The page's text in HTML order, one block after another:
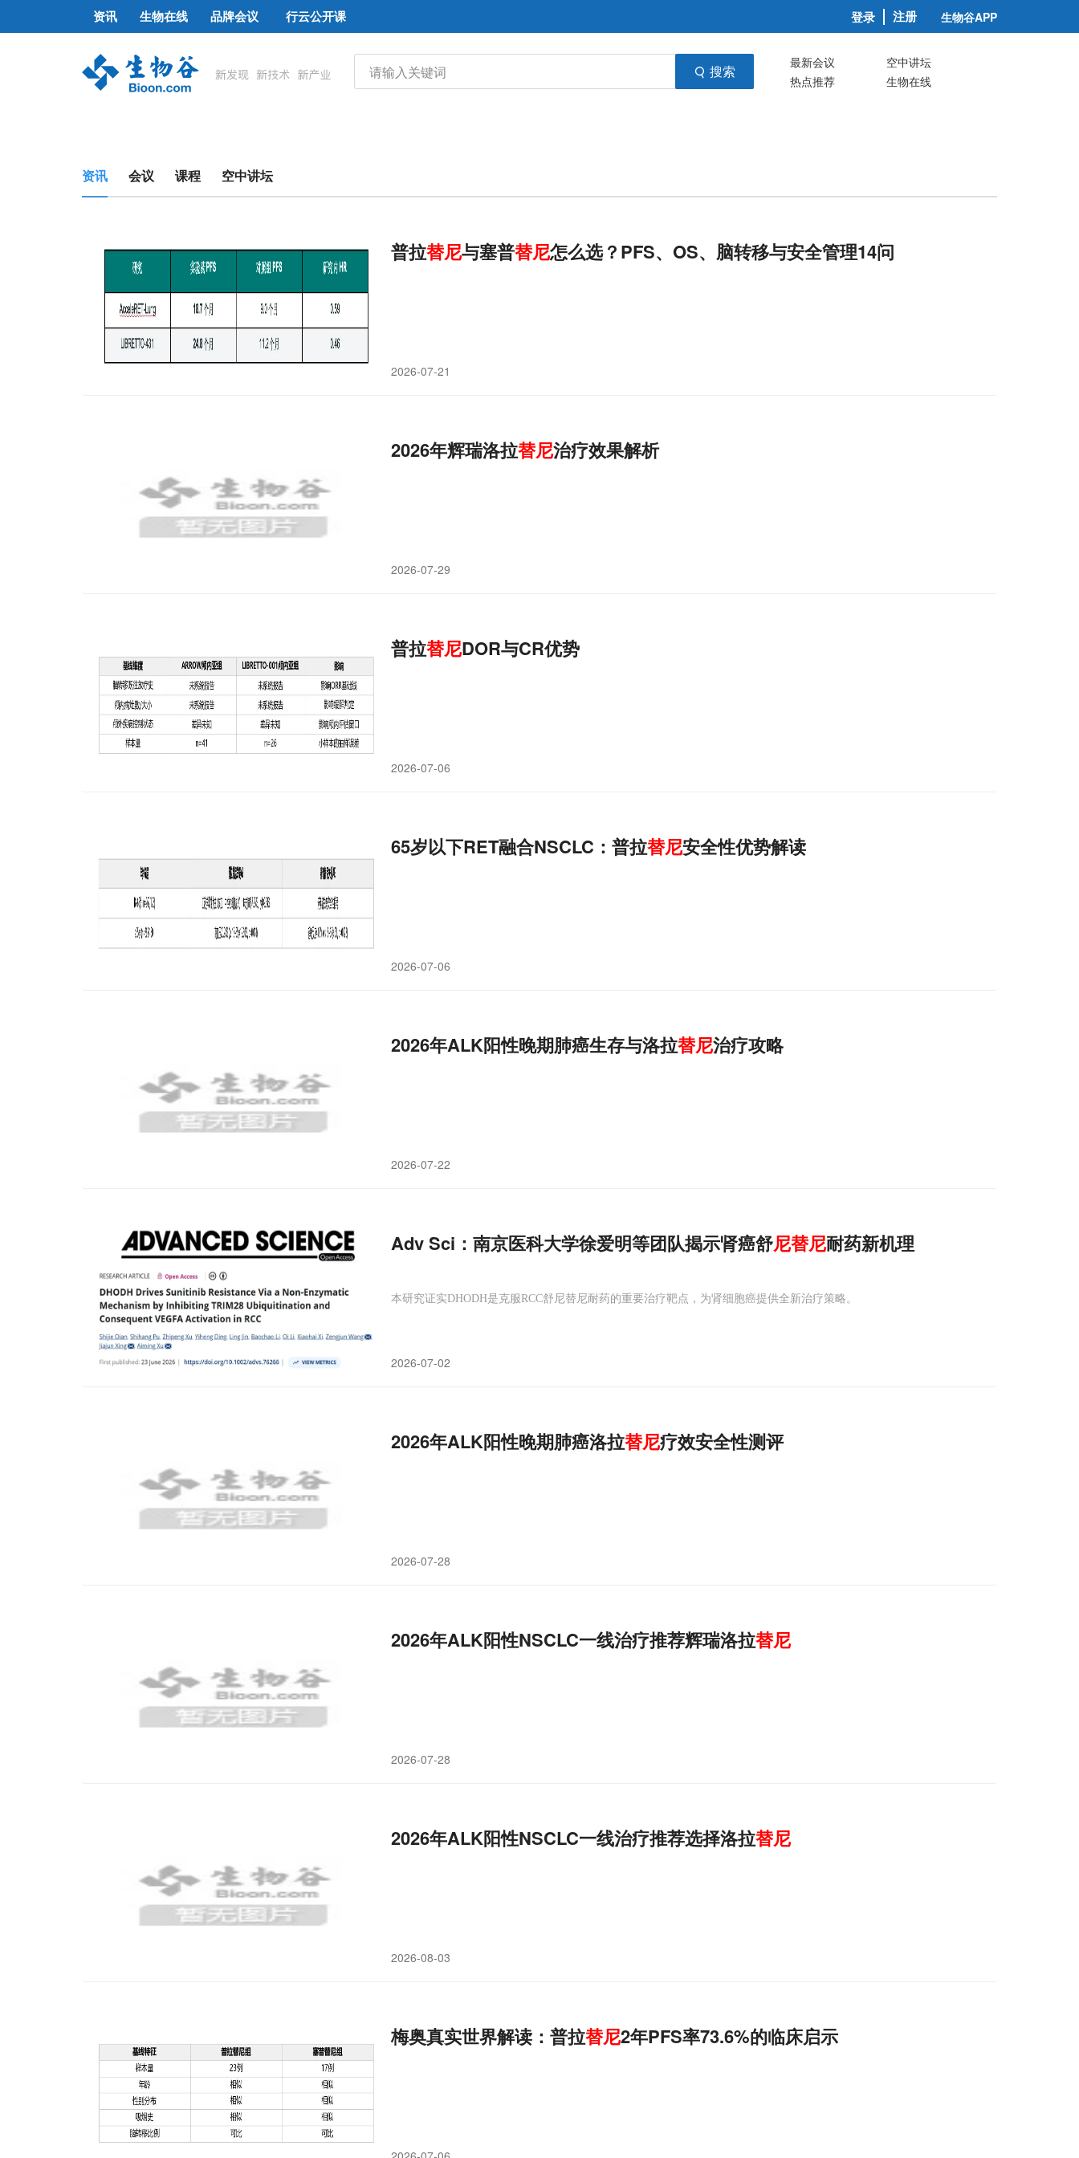
资讯 生物在线 品牌会议 行云公开课 登录 注册 生物谷APP
搜索 最新会议
空中讲坛
热点推荐
生物在线
资讯 会议 课程 空中讲坛
普拉替尼与塞普替尼怎么选？PFS、OS、脑转移与安全管理14问
2026-07-21
2026年辉瑞洛拉替尼治疗效果解析
2026-07-29
普拉替尼DOR与CR优势
2026-07-06
65岁以下RET融合NSCLC：普拉替尼安全性优势解读
2026-07-06
2026年ALK阳性晚期肺癌生存与洛拉替尼治疗攻略
2026-07-22
Adv Sci：南京医科大学徐爱明等团队揭示肾癌舒尼替尼耐药新机理
本研究证实DHODH是克服RCC舒尼替尼耐药的重要治疗靶点，为肾细胞癌提供全新治疗策略。
2026-07-02
2026年ALK阳性晚期肺癌洛拉替尼疗效安全性测评
2026-07-28
2026年ALK阳性NSCLC一线治疗推荐辉瑞洛拉替尼
2026-07-28
2026年ALK阳性NSCLC一线治疗推荐选择洛拉替尼
2026-08-03
梅奥真实世界解读：普拉替尼2年PFS率73.6%的临床启示